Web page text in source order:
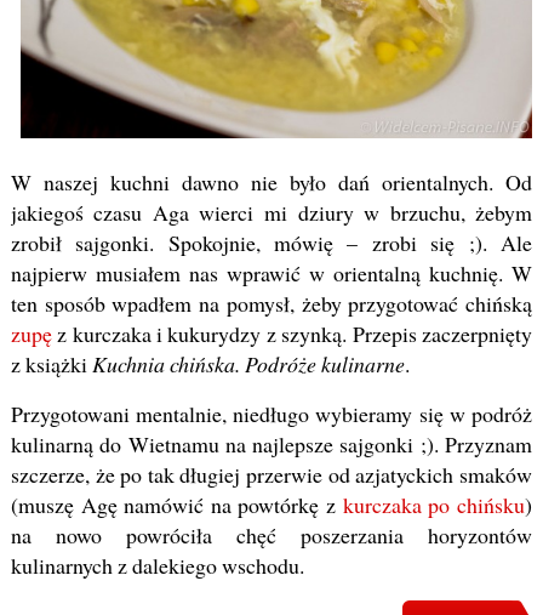
W naszej kuchni dawno nie było dań orientalnych. Od
jakiegoś czasu Aga wierci mi dziury w brzuchu, żebym
zrobił sajgonki. Spokojnie, mówię – zrobi się ;). Ale
najpierw musiałem nas wprawić w orientalną kuchnię. W
ten sposób wpadłem na pomysł, żeby przygotować chińską
zupęz kurczaka i kukurydzy z szynką. Przepis zaczerpnięty
z książkiKuchnia chińska. Podróże kulinarne.
Przygotowani mentalnie, niedługo wybieramy się w podróż
kulinarną do Wietnamu na najlepsze sajgonki ;). Przyznam
szczerze, że po tak długiej przerwie od azjatyckich smaków
(muszę Agę namówić na powtórkę z kurczaka po chińsku)
na nowo powróciła chęć poszerzania horyzontów
kulinarnych z dalekiego wschodu.